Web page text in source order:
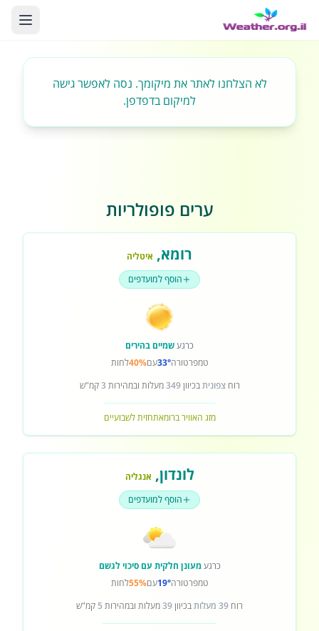
לא הצלחנו לאתר את מיקומך. נסה לאפשר גישה
למיקום בדפדפן.
ערים פופולריות
רומא, איטליה
הוסף למועדפים
כרגעשמיים בהירים
טמפרטורה33°עם40%לחות
רוחצפוניתבכיוון349מעלות ובמהירות 3קמ"ש
מזג האוויר ברומאתחזית לשבועיים
לונדון, אנגליה
הוסף למועדפים
כרגעמעונן חלקית עם סיכוי לגשם
טמפרטורה19°עם55%לחות
רוח 39 מעלות בכיוון39מעלות ובמהירות 5 קמ"ש